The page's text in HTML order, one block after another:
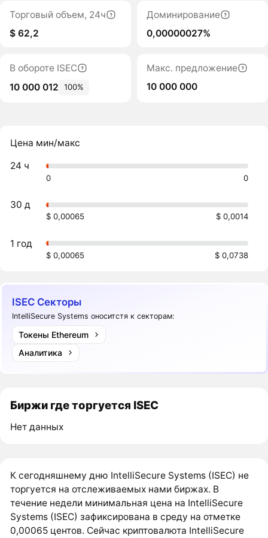
Торговый объем, 24ч
$ 62,2
Доминирование
0,00000027%
В обороте ISEC
10 000 012
100%
Макс. предложение
10 000 000
Цена мин/макс
24 ч
0 0
30 д
$ 0,00065 $ 0,0014
1 год
$ 0,00065 $ 0,0738
ISEC Секторы
IntelliSecure Systems оноситстя к секторам:
Токены Ethereum
Аналитика
Биржи где торгуется ISEC
Нет данных
К сегодняшнему дню IntelliSecure Systems (ISEC) не
торгуется на отслеживаемых нами биржах. В
течение недели минимальная цена на IntelliSecure
Systems (ISEC) зафиксирована в среду на отметке
0,00065 центов. Сейчас криптовалюта IntelliSecure